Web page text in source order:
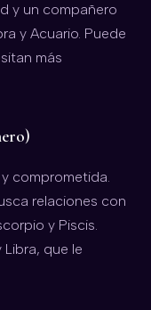
y un compañero
y Acuario. Puede
más
comprometida.
relaciones con
y Piscis.
que le